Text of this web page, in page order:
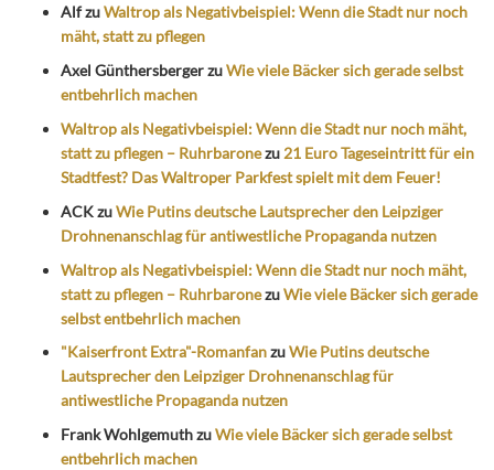
AlfzuWaltrop als Negativbeispiel: Wenn die Stadt nur noch
mäht, statt zu pflegen
Axel GünthersbergerzuWie viele Bäcker sich gerade selbst
entbehrlich machen
Waltrop als Negativbeispiel: Wenn die Stadt nur noch mäht,
statt zu pflegen – Ruhrbaronezu 21 Euro Tageseintritt für ein
Stadtfest? Das Waltroper Parkfest spielt mit dem Feuer!
ACKzuWie Putins deutsche Lautsprecher den Leipziger
Drohnenanschlag für antiwestliche Propaganda nutzen
Waltrop als Negativbeispiel: Wenn die Stadt nur noch mäht,
statt zu pflegen – RuhrbaronezuWie viele Bäcker sich gerade
selbst entbehrlich machen
"Kaiserfront Extra"-RomanfanzuWie Putins deutsche
Lautsprecher den Leipziger Drohnenanschlag für
antiwestliche Propaganda nutzen
Frank WohlgemuthzuWie viele Bäcker sich gerade selbst
entbehrlich machen